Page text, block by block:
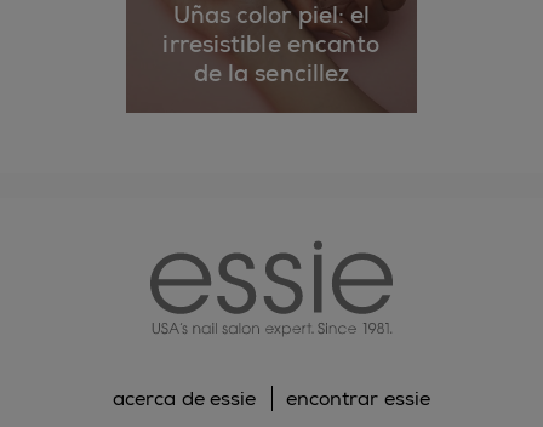
Uñas color piel: el
irresistible encanto
de la sencillez
acerca de essie
encontrar essie